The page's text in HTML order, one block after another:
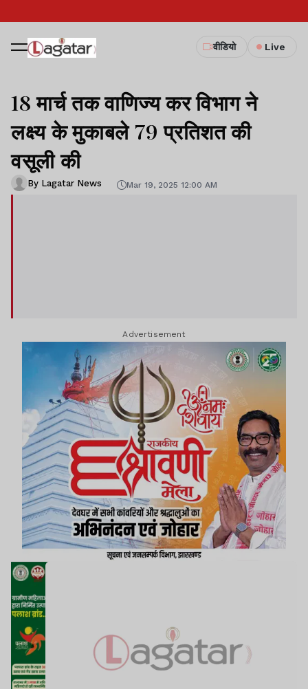
वीडियो Live
18 मार्च तक वाणिज्य कर विभाग ने
लक्ष्य के मुकाबले 79 प्रतिशत की
वसूली की
By Lagatar News Mar 19, 2025 12:00 AM
Advertisement